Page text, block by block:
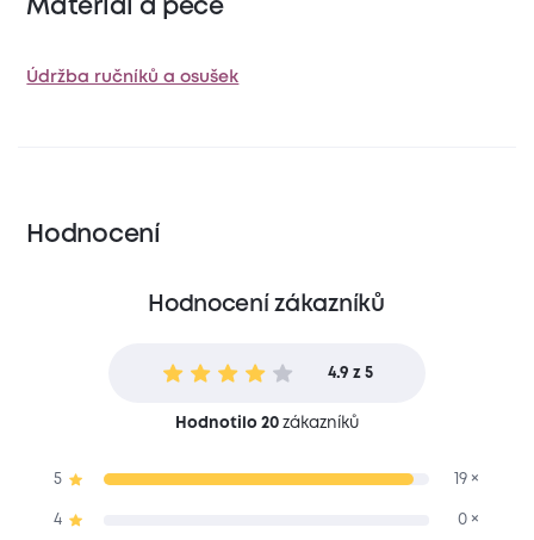
Materiál a péče
Údržba ručníků a osušek
Hodnocení
Hodnocení zákazníků
4.9 z 5
Hodnotilo 20zákazníků
5 19 ×
4 0 ×